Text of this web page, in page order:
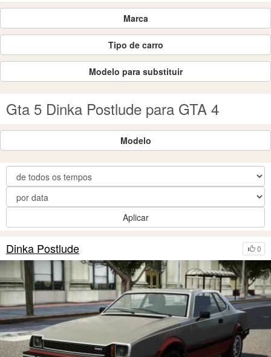
Marca
Tipo de carro
Modelo para substituir
Gta 5 Dinka Postlude para GTA 4
Modelo
Aplicar
0
Dinka Postlude